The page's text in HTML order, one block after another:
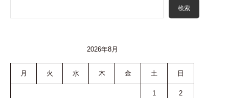
検索
2026年8月
月 火 水 木 金 土 日
1 2